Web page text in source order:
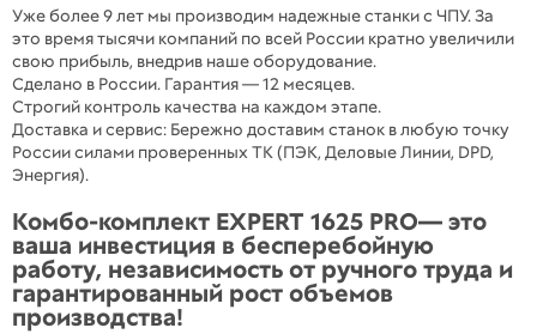
Уже более 9 лет мы производим надежные станки с ЧПУ. За
это время тысячи компаний по всей России кратно увеличили
свою прибыль, внедрив наше оборудование.
Сделано в России. Гарантия — 12 месяцев.
Строгий контроль качества на каждом этапе.
Доставка и сервис: Бережно доставим станок в любую точку
России силами проверенных ТК (ПЭК, Деловые Линии, DPD,
Энергия).
Комбо-комплект EXPERT 1625 PRO— это
ваша инвестиция в бесперебойную
работу, независимость от ручного труда и
гарантированный рост объемов
производства!